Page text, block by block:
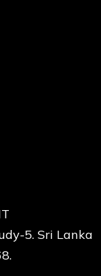
5. Sri Lanka